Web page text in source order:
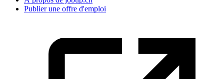
Publier une offre d'emploi